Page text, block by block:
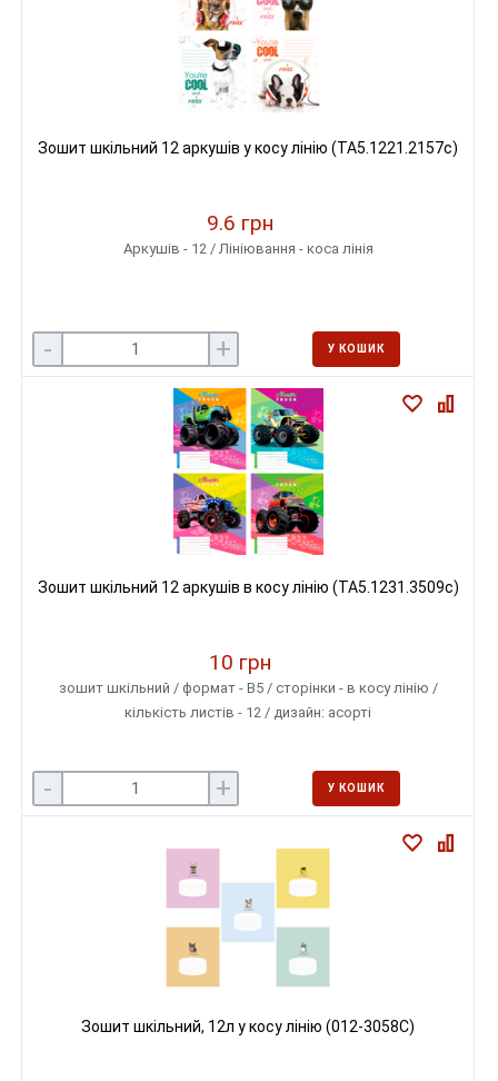
Зошит шкільний 12 аркушів у косу лінію (ТА5.1221.2157с)
9.6 грн
Аркушів - 12 / Лініювання - коса лінія
- + У КОШИК
Зошит шкільний 12 аркушів в косу лінію (ТА5.1231.3509с)
10 грн
зошит шкільний / формат - В5 / сторінки - в косу лінію /
кількість листів - 12 / дизайн: асорті
- + У КОШИК
Зошит шкільний, 12л у косу лінію (012-3058C)